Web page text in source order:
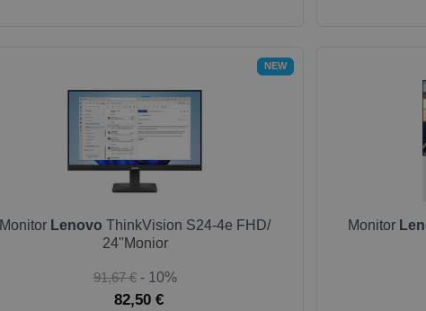
NEW
Monitor Lenovo ThinkVision S24-4e FHD/
24''Monior
91,67 € - 10%
82,50 €
Monitor